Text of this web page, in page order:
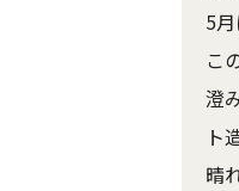
5
こ
澄
ト
晴